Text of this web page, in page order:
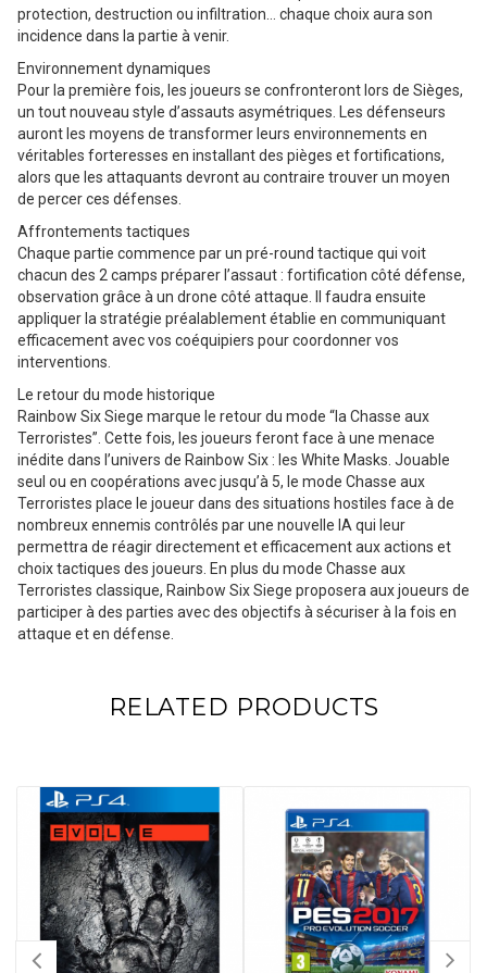
protection, destruction ou infiltration… chaque choix aura son
incidence dans la partie à venir.
Environnement dynamiques
Pour la première fois, les joueurs se confronteront lors de Sièges,
un tout nouveau style d’assauts asymétriques. Les défenseurs
auront les moyens de transformer leurs environnements en
véritables forteresses en installant des pièges et fortifications,
alors que les attaquants devront au contraire trouver un moyen
de percer ces défenses.
Affrontements tactiques
Chaque partie commence par un pré-round tactique qui voit
chacun des 2 camps préparer l’assaut : fortification côté défense,
observation grâce à un drone côté attaque. Il faudra ensuite
appliquer la stratégie préalablement établie en communiquant
efficacement avec vos coéquipiers pour coordonner vos
interventions.
Le retour du mode historique
Rainbow Six Siege marque le retour du mode “la Chasse aux
Terroristes”. Cette fois, les joueurs feront face à une menace
inédite dans l’univers de Rainbow Six : les White Masks. Jouable
seul ou en coopérations avec jusqu’à 5, le mode Chasse aux
Terroristes place le joueur dans des situations hostiles face à de
nombreux ennemis contrôlés par une nouvelle IA qui leur
permettra de réagir directement et efficacement aux actions et
choix tactiques des joueurs. En plus du mode Chasse aux
Terroristes classique, Rainbow Six Siege proposera aux joueurs de
participer à des parties avec des objectifs à sécuriser à la fois en
attaque et en défense.
RELATED PRODUCTS